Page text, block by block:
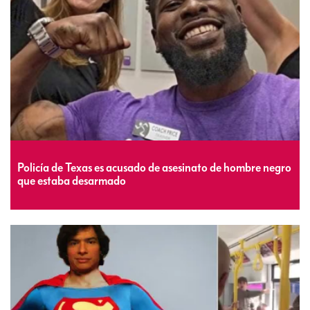
Policía de Texas es acusado de asesinato de hombre negro
que estaba desarmado